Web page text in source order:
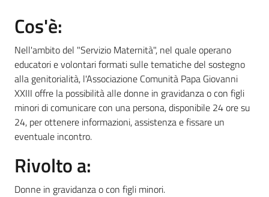
Newsletter
Cos'è:
Nell'ambito del "Servizio Maternità", nel quale operano
educatori e volontari formati sulle tematiche del sostegno
alla genitorialità, l'Associazione Comunità Papa Giovanni
XXIII offre la possibilità alle donne in gravidanza o con figli
minori di comunicare con una persona, disponibile 24 ore su
24, per ottenere informazioni, assistenza e fissare un
eventuale incontro.
Rivolto a:
Donne in gravidanza o con figli minori.